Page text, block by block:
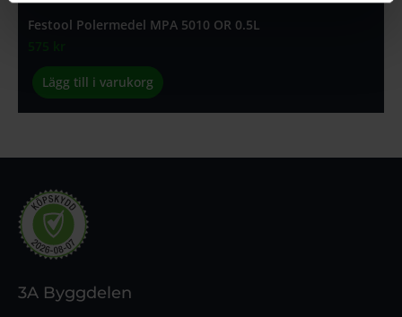
Festool Polermedel MPA 5010 OR 0.5L
Lägg till i varukorg
3A Byggdelen